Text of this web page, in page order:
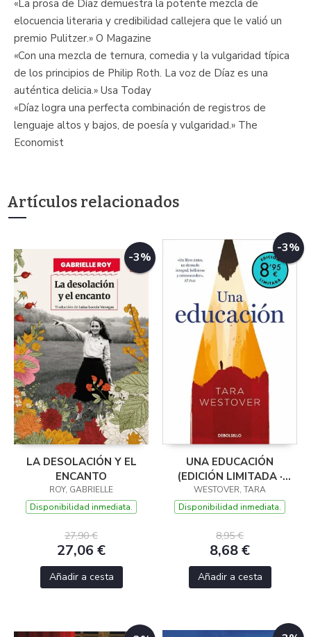
«La prosa de Díaz demuestra la potente mezcla de
elocuencia literaria y credibilidad callejera que le valió un
premio Pulitzer.» O Magazine
«Con una mezcla de ternura, comedia y la vulgaridad típica
de los principios de Philip Roth. La voz de Díaz es una
auténtica delicia.» Usa Today
«Díaz logra una perfecta combinación de registros de
lenguaje altos y bajos, de poesía y vulgaridad.» The
Economist
Artículos relacionados
-3%
LA DESOLACIÓN Y EL
ENCANTO
ROY, GABRIELLE
Disponibilidad inmediata.
27,90 €
27,06 €
Añadir a cesta
-3%
UNA EDUCACIÓN
(EDICIÓN LIMITADA ·
VERANO)
WESTOVER, TARA
Disponibilidad inmediata.
8,95 €
8,68 €
Añadir a cesta